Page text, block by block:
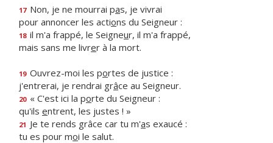
17 Non, je ne mourrai pas, je vivrai
pour annoncer les actions du Seigneur :
18 il m'a frappé, le Seigneur, il m'a frappé,
mais sans me livrer à la mort.
19 Ouvrez-moi les portes de justice :
j'entrerai, je rendrai grâce au Seigneur.
20 « C'est ici la porte du Seigneur :
qu'ils entrent, les justes ! »
21 Je te rends grâce car tu m'as exaucé :
tu es pour moi le salut.